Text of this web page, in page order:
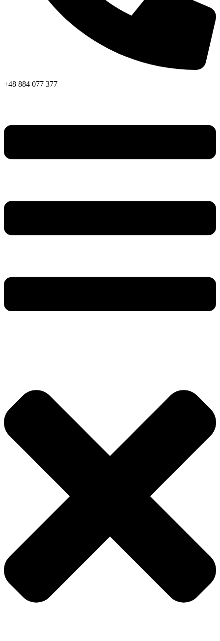
+48 884 077 377